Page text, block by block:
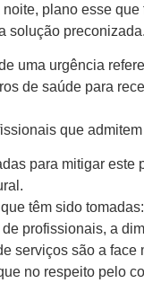
plano esse
solução preconizada.
uma urgência
de saúde para
que
para mitigar este
têm sido
profissionais, a
serviços são a face
no respeito pelo